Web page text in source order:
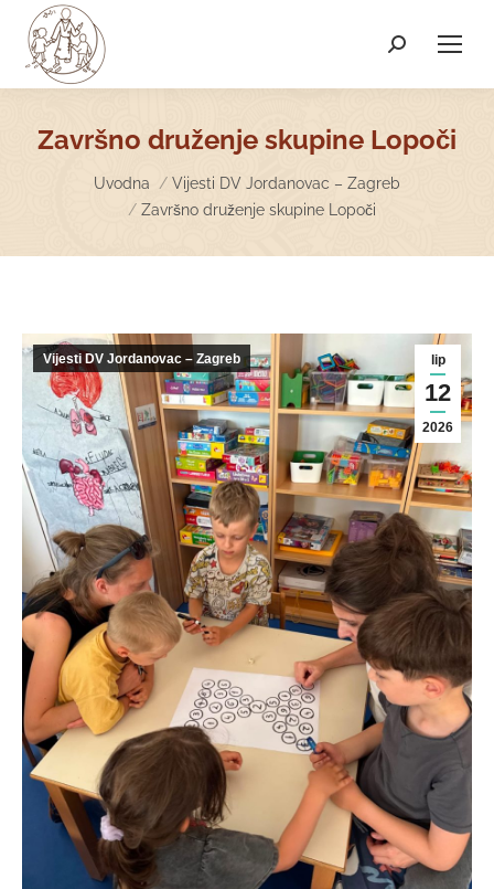
Search:
Završno druženje skupine Lopoči
Uvodna
Vijesti DV Jordanovac – Zagreb
Završno druženje skupine Lopoči
lip
12
2026
Vijesti DV Jordanovac – Zagreb